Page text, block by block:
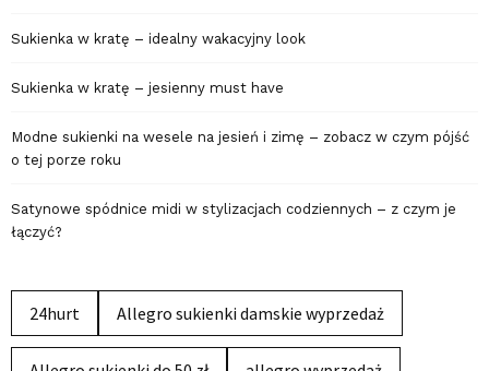
Sukienka w kratę – idealny wakacyjny look
Sukienka w kratę – jesienny must have
Modne sukienki na wesele na jesień i zimę – zobacz w czym pójść
o tej porze roku
Satynowe spódnice midi w stylizacjach codziennych – z czym je
łączyć?
24hurt Allegro sukienki damskie wyprzedaż